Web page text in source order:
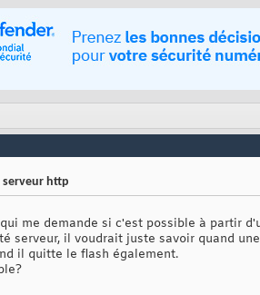
serveur http
me demande si c'est possible à partir
serveur, il voudrait juste savoir quand
il quitte le flash également.